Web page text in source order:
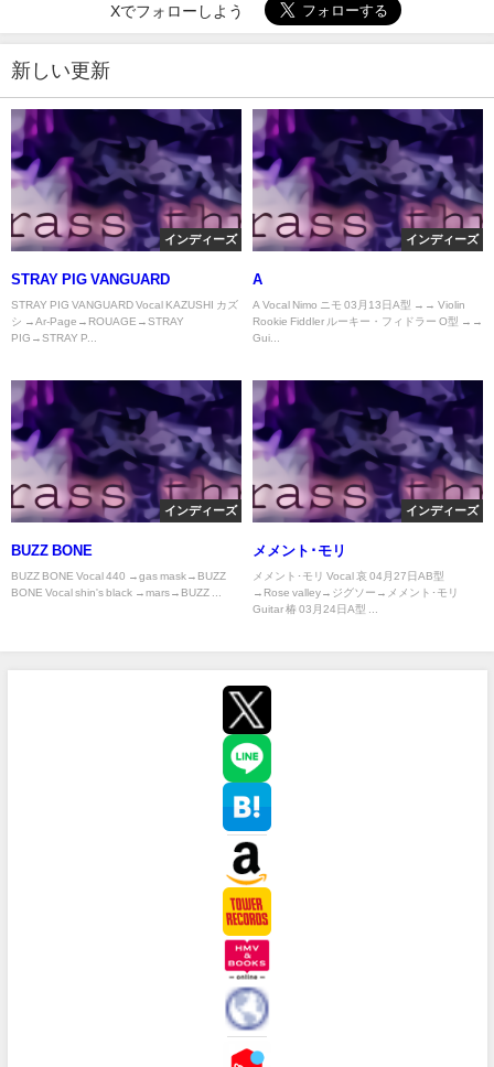
Xでフォローしよう
新しい更新
インディーズ
STRAY PIG VANGUARD
STRAY PIG VANGUARD Vocal KAZUSHI カズ
シ →Ar-Page→ROUAGE→STRAY
PIG→STRAY P...
インディーズ
A
A Vocal Nimo ニモ 03月13日A型 →→ Violin
Rookie Fiddler ルーキー・フィドラー O型 →→
Gui...
インディーズ
BUZZ BONE
BUZZ BONE Vocal 440 →gas mask→BUZZ
BONE Vocal shin's black →mars→BUZZ ...
インディーズ
メメント･モリ
メメント･モリ Vocal 哀 04月27日AB型
→Rose valley→ジグソー→メメント･モリ
Guitar 椿 03月24日A型 ...